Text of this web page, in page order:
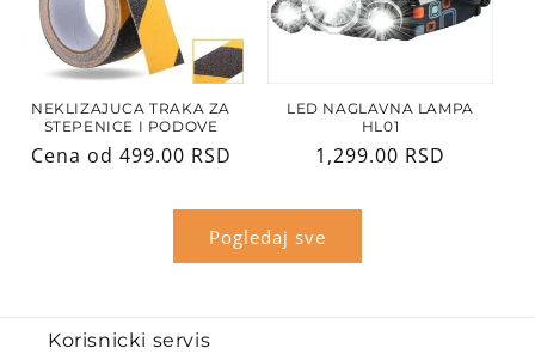
NEKLIZAJUCA TRAKA ZA
STEPENICE I PODOVE
Regularna
Cena od 499.00 RSD
LED NAGLAVNA LAMPA
HL01
Regularna
1,299.00 RSD
Pogledaj sve
Korisnicki servis